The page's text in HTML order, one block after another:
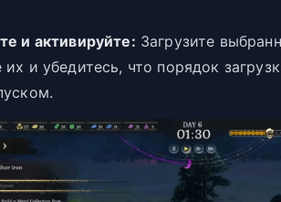
и активируйте: Загрузите
их и убедитесь, что порядок